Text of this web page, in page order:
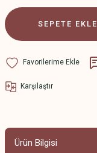
SEPETE EKLE
Karşılaştır
Ürün Bilgisi